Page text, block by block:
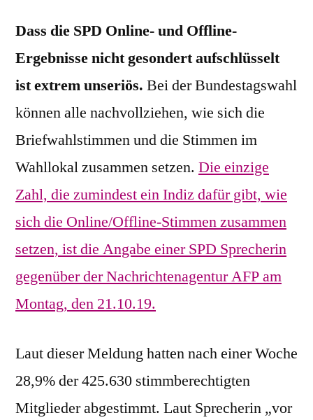
Dass die SPD Online- und Offline-
Ergebnisse nicht gesondert aufschlüsselt
ist extrem unseriös. Bei der Bundestagswahl
können alle nachvollziehen, wie sich die
Briefwahlstimmen und die Stimmen im
Wahllokal zusammen setzen. Die einzige
Zahl, die zumindest ein Indiz dafür gibt, wie
sich die Online/Offline-Stimmen zusammen
setzen, ist die Angabe einer SPD Sprecherin
gegenüber der Nachrichtenagentur AFP am
Montag, den 21.10.19.
Laut dieser Meldung hatten nach einer Woche
28,9% der 425.630 stimmberechtigten
Mitglieder abgestimmt. Laut Sprecherin „vor